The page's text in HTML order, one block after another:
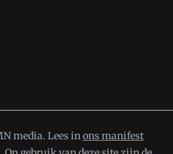
media. Lees inons manifest